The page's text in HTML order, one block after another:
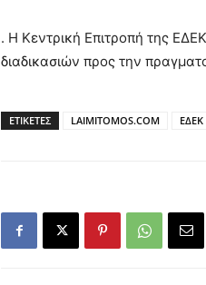
. Η Κεντρική Επιτροπή της
διαδικασιών προς την
ΕΤΙΚΕΤΕΣ LAIMITOMOS.COM ΕΔΕΚ